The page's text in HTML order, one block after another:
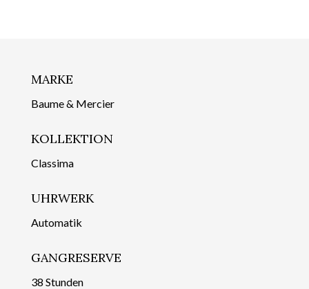
MARKE
Baume & Mercier
KOLLEKTION
Classima
UHRWERK
Automatik
GANGRESERVE
38 Stunden